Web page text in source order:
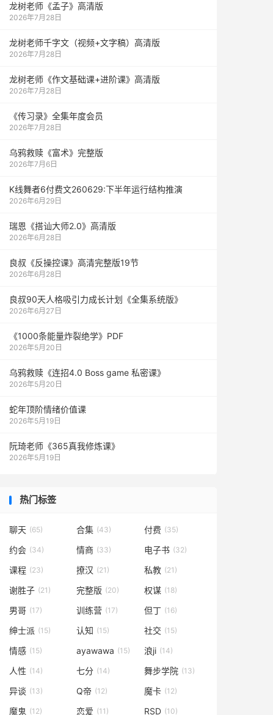
龙树老师《孟子》高清版
2026年7月28日
龙树老师千字文（视频+文字稿）高清版
2026年7月28日
龙树老师《作文基础课+进阶课》高清版
2026年7月28日
《传习录》全集年度会员
2026年7月28日
乌鸦救赎《富术》完整版
2026年7月6日
K线舞者6付费文260629:下半年运行结构推演
2026年6月29日
瑞恩《搭讪大师2.0》高清版
2026年6月28日
良叔《反操控课》高清完整版19节
2026年6月28日
良叔90天人格吸引力成长计划《全集系统版》
2026年6月27日
《1000‮能条‬‎量‮裂炸‬‎绝学》PDF
2026年5月20日
乌鸦救赎《连招4.0 Boss game 私密课》
2026年5月20日
蛇年顶阶情绪价值课
2026年5月19日
阮琦老师《365真我修炼课》
2026年5月19日
热门标签
聊天 (65) 合集 (43) 付费 (35)
约会 (34) 情商 (33) 电子书 (32)
课程 (23) 撩汉 (21) 私教 (21)
谢胜子 (21) 完整版 (20) 权谋 (18)
男哥 (17) 训练营 (17) 但丁 (16)
绅士派 (15) 认知 (15) 社交 (15)
情感 (15) ayawawa (15) 浪ji (14)
人性 (14) 七分 (14) 舞步学院 (13)
异谈 (13) Q帝 (12) 魔卡 (12)
魔鬼 (12) 恋爱 (11) RSD (10)